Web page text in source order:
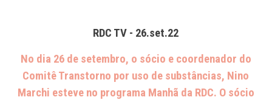
RDC TV - 26.set.22
No dia 26 de setembro, o sócio e coordenador do
Comitê Transtorno por uso de substâncias, Nino
Marchi esteve no programa Manhã da RDC. O sócio